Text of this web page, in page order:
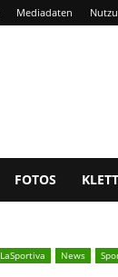
Mediadaten
FOTOS
LaSportiva News